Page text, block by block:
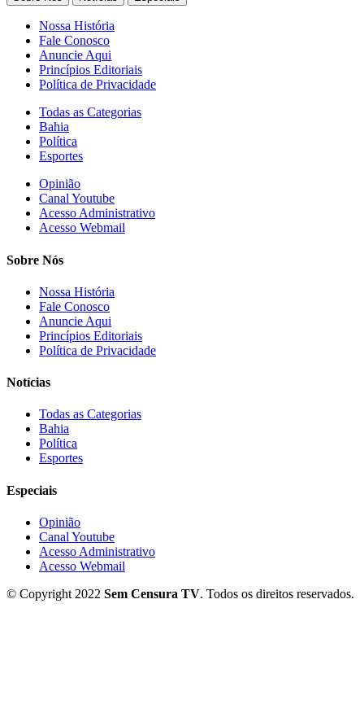
Nossa História
Fale Conosco
Anuncie Aqui
Princípios Editoriais
Política de Privacidade
Todas as Categorias
Bahia
Política
Esportes
Opinião
Canal Youtube
Acesso Administrativo
Acesso Webmail
Sobre Nós
Nossa História
Fale Conosco
Anuncie Aqui
Princípios Editoriais
Política de Privacidade
Notícias
Todas as Categorias
Bahia
Política
Esportes
Especiais
Opinião
Canal Youtube
Acesso Administrativo
Acesso Webmail
© Copyright 2022 Sem Censura TV. Todos os direitos reservados.